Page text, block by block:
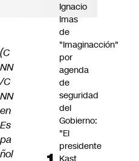
(C
NN
/C
NN
en
Es
pa
ñol
Ignacio
Imas
de
"Imaginacción"
por
agenda
de
seguridad
del
Gobierno:
"El
presidente
Kast